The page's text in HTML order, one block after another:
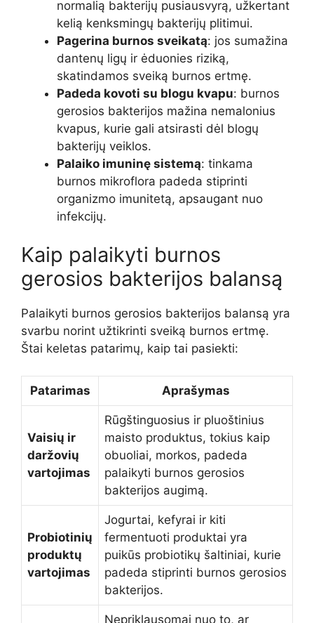
normalią bakterijų pusiausvyrą, užkertant
kelią kenksmingų bakterijų plitimui.
Pagerina burnos sveikatą: jos sumažina
dantenų ligų ir ėduonies riziką,
skatindamos sveiką burnos ertmę.
Padeda kovoti su blogu kvapu: burnos
gerosios bakterijos mažina nemalonius
kvapus, kurie gali atsirasti dėl blogų
bakterijų veiklos.
Palaiko imuninę sistemą: tinkama
burnos mikroflora padeda stiprinti
organizmo imunitetą, apsaugant nuo
infekcijų.
Kaip palaikyti burnos
gerosios bakterijos balansą
Palaikyti burnos gerosios bakterijos balansą yra
svarbu norint užtikrinti sveiką burnos ertmę.
Štai keletas patarimų, kaip tai pasiekti:
Patarimas Aprašymas
Vaisių ir
daržovių
vartojimas
Rūgštinguosius ir pluoštinius
maisto produktus, tokius kaip
obuoliai, morkos, padeda
palaikyti burnos gerosios
bakterijos augimą.
Probiotinių
produktų
vartojimas
Jogurtai, kefyrai ir kiti
fermentuoti produktai yra
puikūs probiotikų šaltiniai, kurie
padeda stiprinti burnos gerosios
bakterijos.
Nepriklausomai nuo to, ar